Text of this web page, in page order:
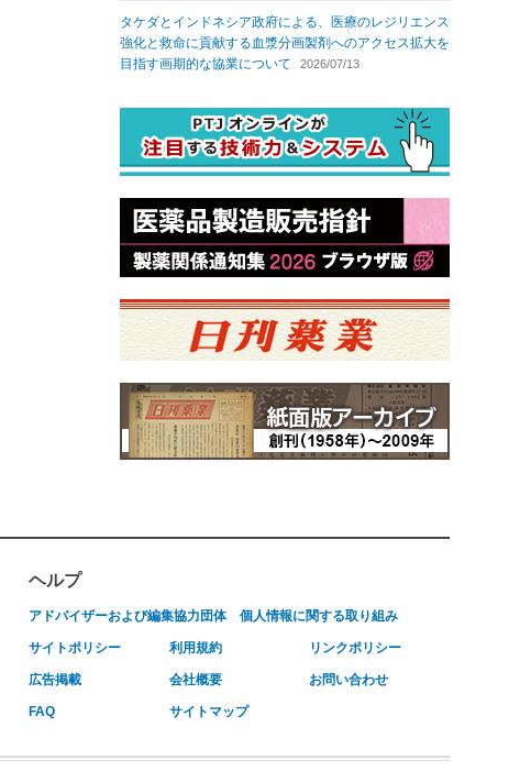
タケダとインドネシア政府による、医療のレジリエンス
強化と救命に貢献する血漿分画製剤へのアクセス拡大を
目指す画期的な協業について
2026/07/13
ヘルプ
アドバイザーおよび編集協力団体 個人情報に関する取り組み
サイトポリシー 利用規約 リンクポリシー
広告掲載 会社概要 お問い合わせ
FAQ サイトマップ